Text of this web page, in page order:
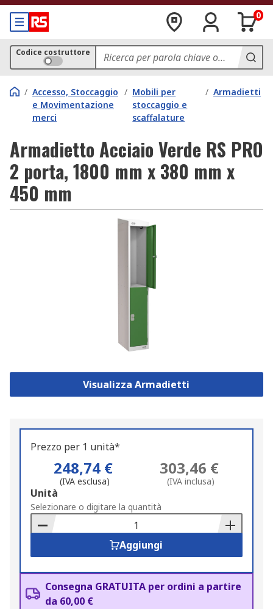
0
Codice costruttore
/ Accesso, Stoccaggio
e Movimentazione
merci
/ Mobili per
stoccaggio e
scaffalature
/ Armadietti
Armadietto Acciaio Verde RS PRO
2 porta, 1800 mm x 380 mm x
450 mm
Visualizza Armadietti
Prezzo per 1 unità*
248,74 €
(IVA esclusa)
303,46 €
(IVA inclusa)
Add
to
Basket
Unità
Selezionare o digitare la quantità
Aggiungi
Consegna GRATUITA per ordini a partire
da 60,00 €